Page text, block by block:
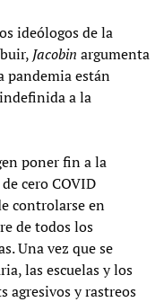
ideólogos de la
Jacobin argumenta
pandemia están
a la
poner fin a la
cero COVID
controlarse en
de todos los
Una vez que se
las escuelas y los
agresivos y rastreos